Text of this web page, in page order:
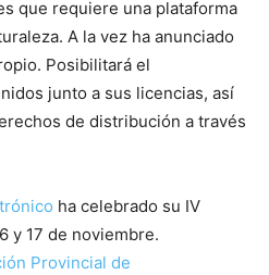
que requiere una plataforma
A la vez ha anunciado
Posibilitará el
junto a sus licencias, así
de distribución a través
ha celebrado su IV
y 17 de noviembre.
Provincial de